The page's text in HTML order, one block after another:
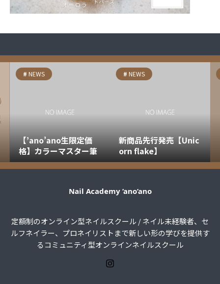
NEWS
【’ano’ano生限定価
格】カラーマスター筆
NEWS
新商品先行発売【Unic
orn flake】
Nail Academy ’ano’ano
定額制のオンライン型ネイルスクール / ネイル未経験者、セ
ルフネイラー、プロネイリストまで新しい形の学びを提供す
るコミュニティ型オンラインネイルスクール